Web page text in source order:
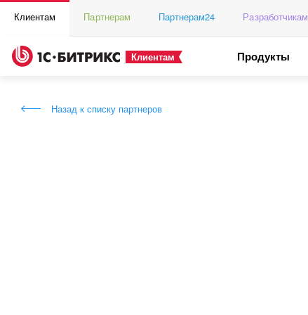
Клиентам Партнерам Партнерам24 Разработчикам
Клиентам Продукты
Назад к списку партнеров